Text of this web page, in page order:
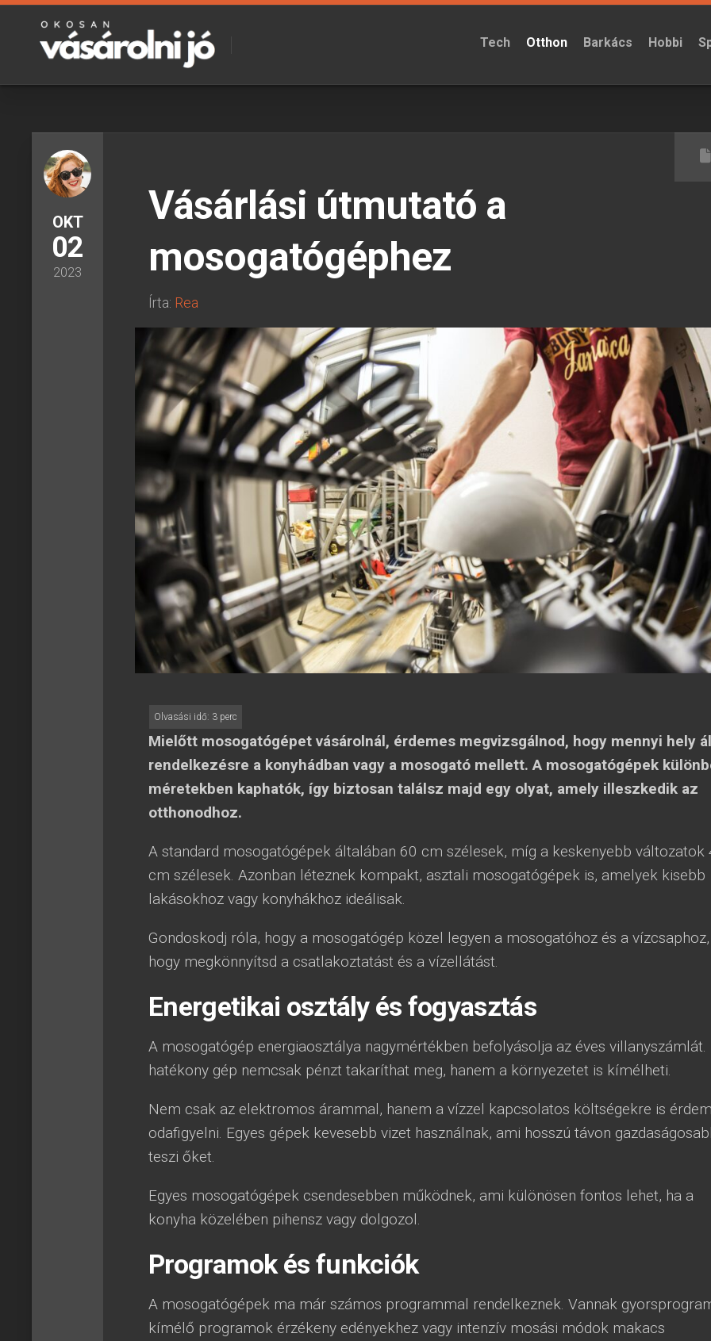
Skip
content
Tech Otthon Barkács Hobbi
OKT
02
2023
Vásárlási útmutató a
mosogatógéphez
Írta: Rea
Mielőtt mosogatógépet vásárolnál, érdemes megvizsgálnod, hogy mennyi hely
rendelkezésre a konyhádban vagy a mosogató mellett. A mosogatógépek
méretekben kaphatók, így biztosan találsz majd egy olyat, amely illeszkedik az
otthonodhoz.
A standard mosogatógépek általában 60 cm szélesek, míg a keskenyebb változatok
cm szélesek. Azonban léteznek kompakt, asztali mosogatógépek is, amelyek kisebb
lakásokhoz vagy konyhákhoz ideálisak.
Gondoskodj róla, hogy a mosogatógép közel legyen a mosogatóhoz és a vízcsaphoz,
hogy megkönnyítsd a csatlakoztatást és a vízellátást.
Energetikai osztály és fogyasztás
A mosogatógép energiaosztálya nagymértékben befolyásolja az éves villanyszámlát.
hatékony gép nemcsak pénzt takaríthat meg, hanem a környezetet is kímélheti.
Nem csak az elektromos árammal, hanem a vízzel kapcsolatos költségekre is
odafigyelni. Egyes gépek kevesebb vizet használnak, ami hosszú távon
teszi őket.
Egyes mosogatógépek csendesebben működnek, ami különösen fontos lehet, ha a
konyha közelében pihensz vagy dolgozol.
Programok és funkciók
A mosogatógépek ma már számos programmal rendelkeznek. Vannak
kímélő programok érzékeny edényekhez vagy intenzív mosási módok makacs